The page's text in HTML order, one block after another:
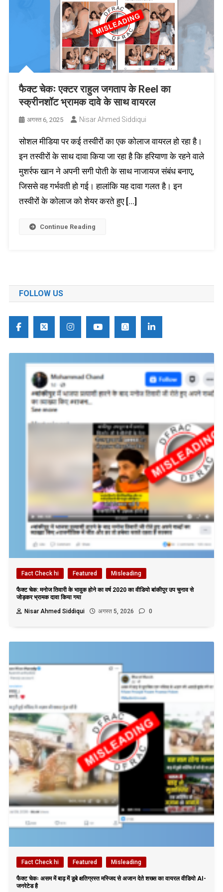
फैक्ट चेकः एक्टर राहुल जगताप के Reel का
स्क्रीनशॉट भ्रामक दावे के साथ वायरल
अगस्त 6, 2025 Nisar Ahmed Siddiqui
सोशल मीडिया पर कई तस्वीरों का एक कोलाज वायरल हो रहा है।
इन तस्वीरों के साथ दावा किया जा रहा है कि हरियाणा के रहने वाले
मुशर्रफ खान ने अपनी सगी पोती के साथ नाजायज संबंध बनाए,
जिससे वह गर्भवती हो गई। हालांकि यह दावा गलत है। इन
तस्वीरों के कोलाज को शेयर करते हुए […]
Continue Reading
FOLLOW US
Fact Check hi Featured Misleading
फैक्ट चेक: मनोज तिवारी के भावुक होने का वर्ष 2020 का वीडियो बांकीपुर उप चुनाव से
जोड़कर भ्रामक दावा किया गया
Nisar Ahmed Siddiqui
अगस्त 5, 2026 0
Fact Check hi Featured Misleading
फैक्ट चेकः असम में बाढ़ में डूबे क्षतिग्रस्त मस्जिद से अजान देते शख्स का वायरल वीडियो AI-
जनरेटेड है